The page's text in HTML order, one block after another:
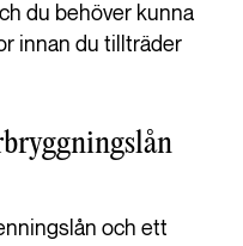
du behöver kunna
innan du tillträder
och ett